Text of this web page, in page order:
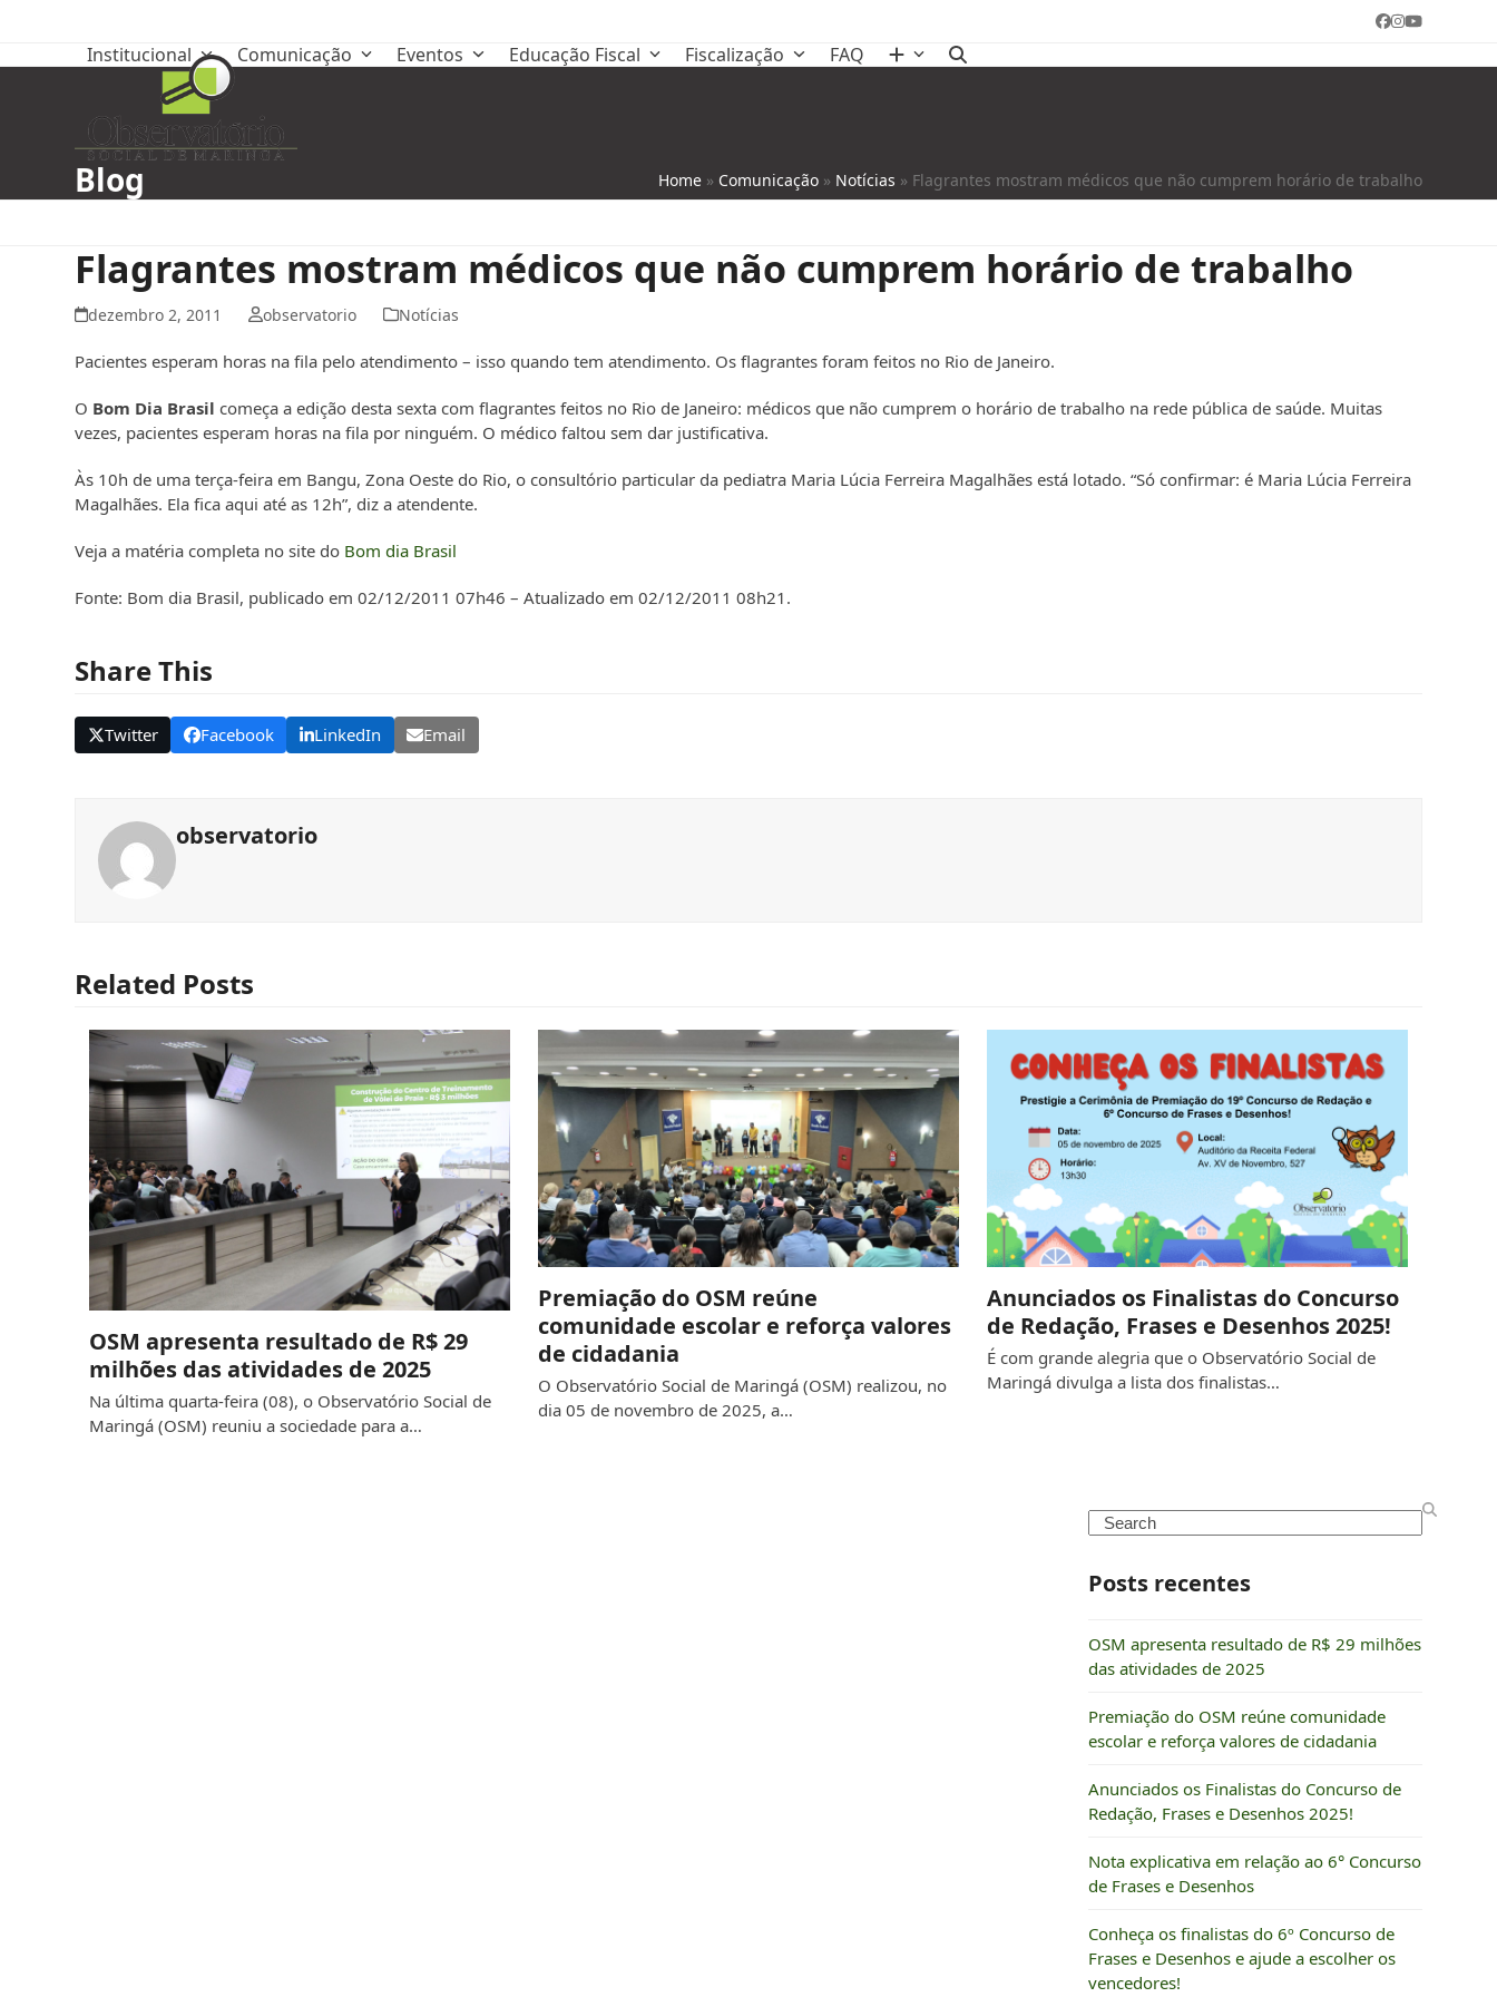
Facebook
Instagram
YouTube
Institucional Comunicação Eventos Educação Fiscal Fiscalização FAQ
Blog Home» Comunicação» Notícias » Flagrantes mostram médicos que não cumprem horário de trabalho
Flagrantes mostram médicos que não cumprem horário de trabalho
dezembro 2, 2011 observatorio Notícias
Pacientes esperam horas na fila pelo atendimento – isso quando tem atendimento. Os flagrantes foram feitos no Rio de Janeiro.
O Bom Dia Brasil começa a edição desta sexta com flagrantes feitos no Rio de Janeiro: médicos que não cumprem o horário de trabalho na rede pública de saúde. Muitas
vezes, pacientes esperam horas na fila por ninguém. O médico faltou sem dar justificativa.
Às 10h de uma terça-feira em Bangu, Zona Oeste do Rio, o consultório particular da pediatra Maria Lúcia Ferreira Magalhães está lotado. “Só confirmar: é Maria Lúcia Ferreira
Magalhães. Ela fica aqui até as 12h”, diz a atendente.
Veja a matéria completa no site do Bom dia Brasil
Fonte: Bom dia Brasil, publicado em02/12/2011 07h46 – Atualizado em02/12/2011 08h21 .
Share This
Twitter Facebook LinkedIn Email
observatorio
Related Posts
OSM apresenta resultado de R$ 29
milhões das atividades de 2025
Na última quarta-feira (08), o Observatório Social de
Maringá (OSM) reuniu a sociedade para a…
Premiação do OSM reúne
comunidade escolar e reforça valores
de cidadania
O Observatório Social de Maringá (OSM) realizou, no
dia 05 de novembro de 2025, a…
Anunciados os Finalistas do Concurso
de Redação, Frases e Desenhos 2025!
É com grande alegria que o Observatório Social de
Maringá divulga a lista dos finalistas…
Search
Posts recentes
OSM apresenta resultado de R$ 29 milhões
das atividades de 2025
Premiação do OSM reúne comunidade
escolar e reforça valores de cidadania
Anunciados os Finalistas do Concurso de
Redação, Frases e Desenhos 2025!
Nota explicativa em relação ao 6° Concurso
de Frases e Desenhos
Conheça os finalistas do 6º Concurso de
Frases e Desenhos e ajude a escolher os
vencedores!